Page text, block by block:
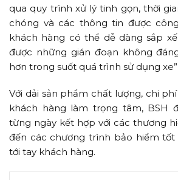
qua quy trình xử lý tinh gọn, thời
chóng và các thông tin được
khách hàng có thể dễ dàng sắp
được những gián đoạn không
hơn trong suốt quá trình sử dụng xe”.
Với dải sản phẩm chất lượng, chi
khách hàng làm trọng tâm, BSH
từng ngày kết hợp với các thương
đến các chương trình bảo hiểm
tới tay khách hàng.